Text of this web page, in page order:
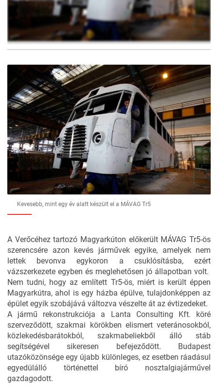
Kevesebb, mint egy év alatt készült el a MÁVAG Tr5
A Verőcéhez tartozó Magyarkúton előkerült MÁVAG Tr5-ös
szerencsére azon kevés járművek egyike, amelyek nem
lettek bevonva egykoron a csuklósításba, ezért
vázszerkezete egyben és meglehetősen jó állapotban volt.
Nem tudni, hogy az említett Tr5-ös, miért is került éppen
Magyarkútra, ahol is egy házba épülve, tulajdonképpen az
épület egyik szobájává változva vészelte át az évtizedeket.
A jármű rekonstrukciója a Lanta Consulting Kft. köré
szerveződött, szakmai körökben elismert veteránosokból,
közlekedésbarátokból, szakmabeliekből álló stáb
segítségével sikeresen befejeződött. Budapest
utazóközönsége egy újabb különleges, ez esetben ráadásul
egyedülálló történettel bíró nosztalgiajárművel
gazdagodott.